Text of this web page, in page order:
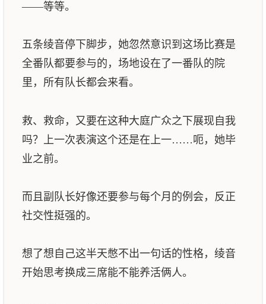
——等等。
五条绫音停下脚步，她忽然意识到这场比赛是
全番队都要参与的，场地设在了一番队的院
里，所有队长都会来看。
救、救命，又要在这种大庭广众之下展现自我
吗？上一次表演这个还是在上一……呃，她毕
业之前。
而且副队长好像还要参与每个月的例会，反正
社交性挺强的。
想了想自己这半天憋不出一句话的性格，绫音
开始思考换成三席能不能养活俩人。